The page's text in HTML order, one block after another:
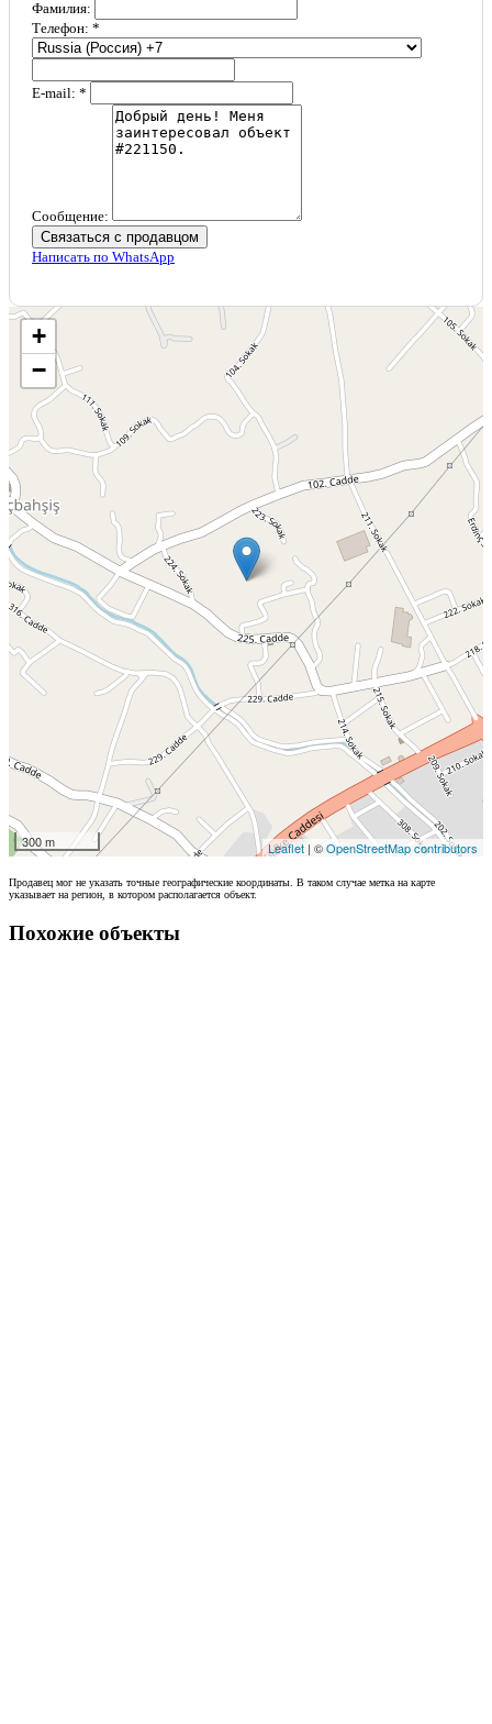
Фамилия:
Телефон: *
E-mail: *
Сообщение:
Связаться с продавцом
Написать по WhatsApp
+
−
300 m Leaflet | ©OpenStreetMap contributors
Продавец мог не указать точные географические координаты. В таком случае метка на карте
указывает на регион, в котором располагается объект.
Похожие объекты